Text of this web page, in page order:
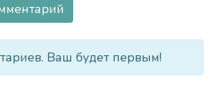
Ваш будет первым!